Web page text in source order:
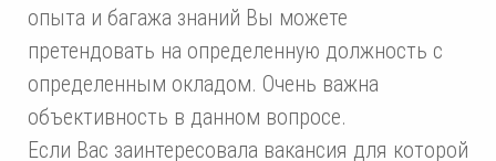
опыта и багажа знаний Вы можете
претендовать на определенную должность с
определенным окладом. Очень важна
объективность в данном вопросе.
Если Вас заинтересовала вакансия для которой